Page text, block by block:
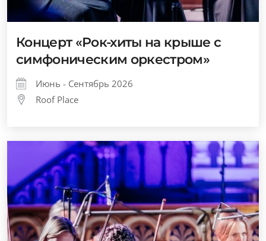
Концерт «Рок-хиты на крыше с
симфоническим оркестром»
Июнь - Сентябрь 2026
Roof Place